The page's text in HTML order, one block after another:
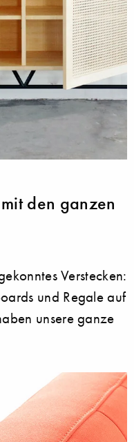
den ganzen
Verstecken:
und Regale auf
unsere ganze